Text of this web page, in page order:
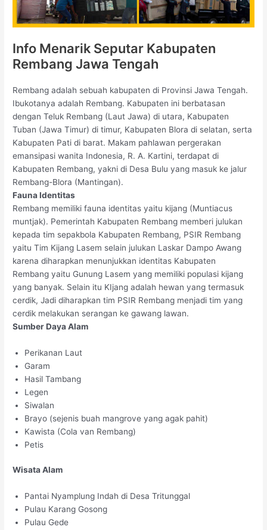
Info Menarik Seputar Kabupaten
Rembang Jawa Tengah
Rembang adalah sebuah kabupaten di Provinsi Jawa Tengah.
Ibukotanya adalah Rembang. Kabupaten ini berbatasan
dengan Teluk Rembang (Laut Jawa) di utara, Kabupaten
Tuban (Jawa Timur) di timur, Kabupaten Blora di selatan, serta
Kabupaten Pati di barat. Makam pahlawan pergerakan
emansipasi wanita Indonesia, R. A. Kartini, terdapat di
Kabupaten Rembang, yakni di Desa Bulu yang masuk ke jalur
Rembang-Blora (Mantingan).
Fauna Identitas
Rembang memiliki fauna identitas yaitu kijang (Muntiacus
muntjak). Pemerintah Kabupaten Rembang memberi julukan
kepada tim sepakbola Kabupaten Rembang, PSIR Rembang
yaitu Tim Kijang Lasem selain julukan Laskar Dampo Awang
karena diharapkan menunjukkan identitas Kabupaten
Rembang yaitu Gunung Lasem yang memiliki populasi kijang
yang banyak. Selain itu KIjang adalah hewan yang termasuk
cerdik, Jadi diharapkan tim PSIR Rembang menjadi tim yang
cerdik melakukan serangan ke gawang lawan.
Sumber Daya Alam
Perikanan Laut
Garam
Hasil Tambang
Legen
Siwalan
Brayo (sejenis buah mangrove yang agak pahit)
Kawista (Cola van Rembang)
Petis
Wisata Alam
Pantai Nyamplung Indah di Desa Tritunggal
Pulau Karang Gosong
Pulau Gede